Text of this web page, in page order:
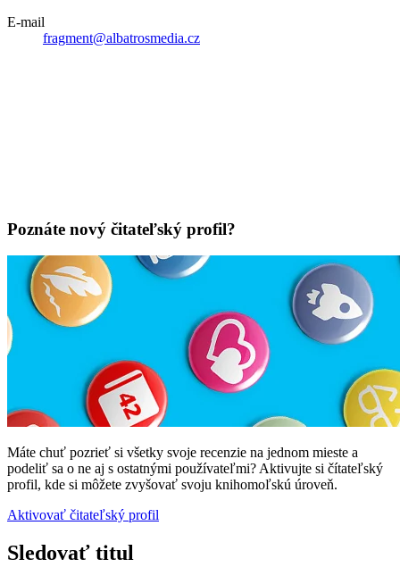
E-mail
fragment@albatrosmedia.cz
Poznáte nový čitateľský profil?
Máte chuť pozrieť si všetky svoje recenzie na jednom mieste a
podeliť sa o ne aj s ostatnými používateľmi? Aktivujte si čítateľský
profil, kde si môžete zvyšovať svoju knihomoľskú úroveň.
Aktivovať čitateľský profil
Sledovať titul